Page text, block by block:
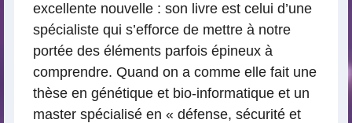
excellente nouvelle : son livre est celui d’une
spécialiste qui s’efforce de mettre à notre
portée des éléments parfois épineux à
comprendre. Quand on a comme elle fait une
thèse en génétique et bio-informatique et un
master spécialisé en « défense, sécurité et